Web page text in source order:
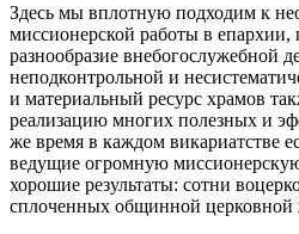
Здесь мы вплотную подходим к
миссионерской работы в епархии,
разнообразие внебогослужебной
неподконтрольной и
и материальный ресурс храмов
реализацию многих полезных и
же время в каждом викариатстве
ведущие огромную
хорошие результаты: сотни
сплоченных общинной